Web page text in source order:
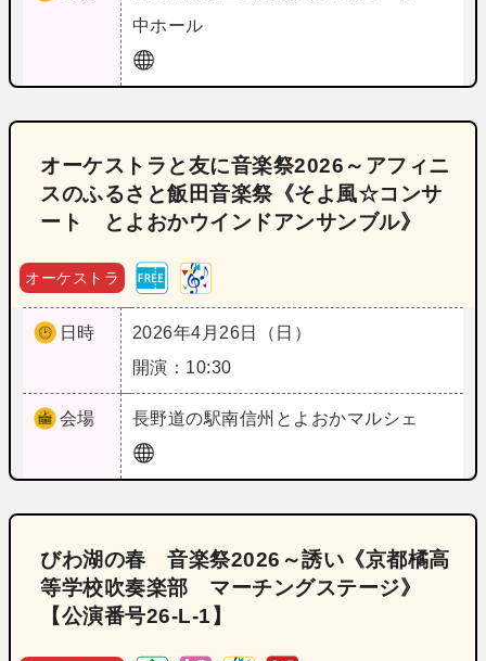
中ホール
オーケストラと友に音楽祭2026～アフィニ
スのふるさと飯田音楽祭《そよ風☆コンサ
ート とよおかウインドアンサンブル》
オーケストラ
日時
2026年4月26日（日）
開演：10:30
会場 長野道の駅南信州とよおかマルシェ
びわ湖の春 音楽祭2026～誘い《京都橘高
等学校吹奏楽部 マーチングステージ》
【公演番号26‐L‐1】